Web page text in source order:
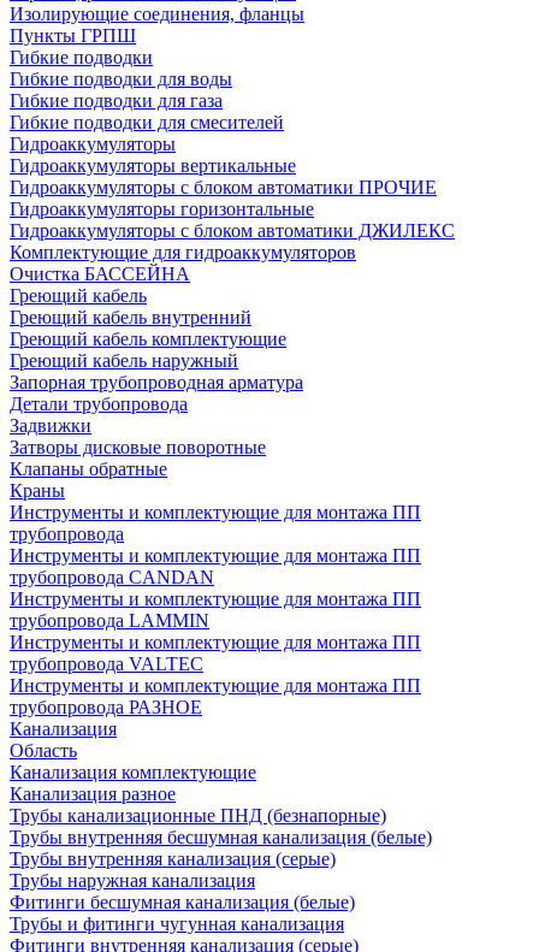
Изолирующие соединения, фланцы
Пункты ГРПШ
Гибкие подводки
Гибкие подводки для воды
Гибкие подводки для газа
Гибкие подводки для смесителей
Гидроаккумуляторы
Гидроаккумуляторы вертикальные
Гидроаккумуляторы с блоком автоматики ПРОЧИЕ
Гидроаккумуляторы горизонтальные
Гидроаккумуляторы с блоком автоматики ДЖИЛЕКС
Комплектующие для гидроаккумуляторов
Очистка БАССЕЙНА
Греющий кабель
Греющий кабель внутренний
Греющий кабель комплектующие
Греющий кабель наружный
Запорная трубопроводная арматура
Детали трубопровода
Задвижки
Затворы дисковые поворотные
Клапаны обратные
Краны
Инструменты и комплектующие для монтажа ПП
трубопровода
Инструменты и комплектующие для монтажа ПП
трубопровода CANDAN
Инструменты и комплектующие для монтажа ПП
трубопровода LAMMIN
Инструменты и комплектующие для монтажа ПП
трубопровода VALTEC
Инструменты и комплектующие для монтажа ПП
трубопровода РАЗНОЕ
Канализация
Область
Канализация комплектующие
Канализация разное
Трубы канализационные ПНД (безнапорные)
Трубы внутренняя бесшумная канализация (белые)
Трубы внутренняя канализация (серые)
Трубы наружная канализация
Фитинги бесшумная канализация (белые)
Трубы и фитинги чугунная канализация
Фитинги внутренняя канализация (серые)